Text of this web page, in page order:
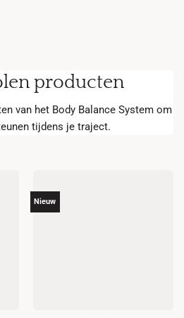
producten
van het Body Balance System om
tijdens je traject.
Nieuw